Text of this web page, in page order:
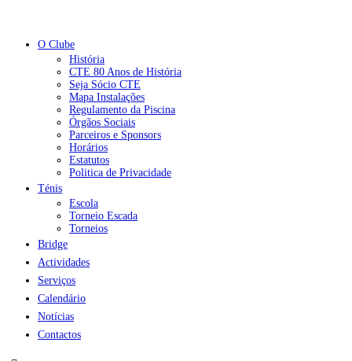
O Clube
História
CTE 80 Anos de História
Seja Sócio CTE
Mapa Instalações
Regulamento da Piscina
Órgãos Sociais
Parceiros e Sponsors
Horários
Estatutos
Politica de Privacidade
Ténis
Escola
Torneio Escada
Torneios
Bridge
Actividades
Serviços
Calendário
Notícias
Contactos